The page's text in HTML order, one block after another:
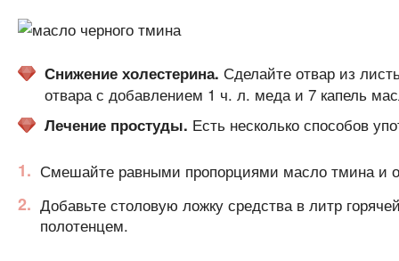
Снижение холестерина. Сделайте отвар из
отвара с добавлением 1 ч. л. меда и 7 капель
Лечение простуды. Есть несколько способов
Смешайте равными пропорциями масло тмина и
Добавьте столовую ложку средства в литр
полотенцем.